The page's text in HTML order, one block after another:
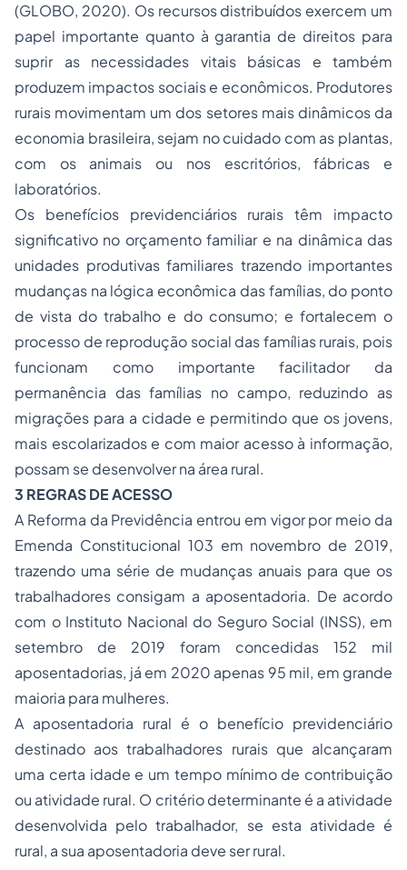
(GLOBO, 2020). Os recursos distribuídos exercem um
papel importante quanto à garantia de direitos para
suprir as necessidades vitais básicas e também
produzem impactos sociais e econômicos. Produtores
rurais movimentam um dos setores mais dinâmicos da
economia brasileira, sejam no cuidado com as plantas,
com os animais ou nos escritórios, fábricas e
laboratórios.
Os benefícios previdenciários rurais têm impacto
significativo no orçamento familiar e na dinâmica das
unidades produtivas familiares trazendo importantes
mudanças na lógica econômica das famílias, do ponto
de vista do trabalho e do consumo; e fortalecem o
processo de reprodução social das famílias rurais, pois
funcionam como importante facilitador da
permanência das famílias no campo, reduzindo as
migrações para a cidade e permitindo que os jovens,
mais escolarizados e com maior acesso à informação,
possam se desenvolver na área rural.
3 REGRAS DE ACESSO
A Reforma da Previdência entrou em vigor por meio da
Emenda Constitucional 103 em novembro de 2019,
trazendo uma série de mudanças anuais para que os
trabalhadores consigam a aposentadoria. De acordo
com o Instituto Nacional do Seguro Social (INSS), em
setembro de 2019 foram concedidas 152 mil
aposentadorias, já em 2020 apenas 95 mil, em grande
maioria para mulheres.
A aposentadoria rural é o benefício previdenciário
destinado aos trabalhadores rurais que alcançaram
uma certa idade e um tempo mínimo de contribuição
ou atividade rural. O critério determinante é a atividade
desenvolvida pelo trabalhador, se esta atividade é
rural, a sua aposentadoria deve ser rural.